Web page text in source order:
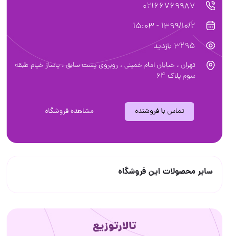
02166769987
1399/10/2 - 15:03
3295 بازدید
تهران ، خیابان امام خمینی ، روبروی پست سابق ، پاساژ خیام طبقه
سوم پلاک ۶۴
تماس با فروشنده مشاهده فروشگاه
سایر محصولات این فروشگاه
تالارتوزیع